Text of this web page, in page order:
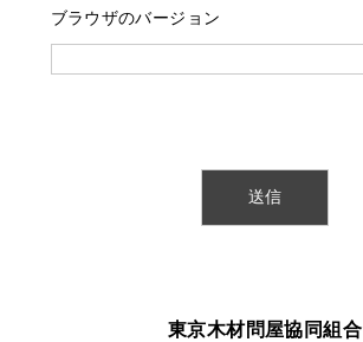
ブラウザのバージョン
東京木材問屋協同組合